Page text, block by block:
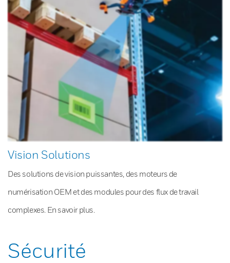
Vision Solutions
Des solutions de vision puissantes, des moteurs de
numérisation OEM et des modules pour des flux de travail
complexes. En savoir plus.
Sécurité